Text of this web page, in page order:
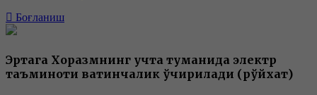
Боғланиш
Эртага Хоразмнинг учта туманида электр
таъминоти вақтинчалик ўчирилади (рўйхат)